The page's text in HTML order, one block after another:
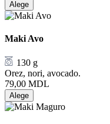
Alege
Maki Avo
130 g
Orez, nori, avocado.
79,00 MDL
Alege